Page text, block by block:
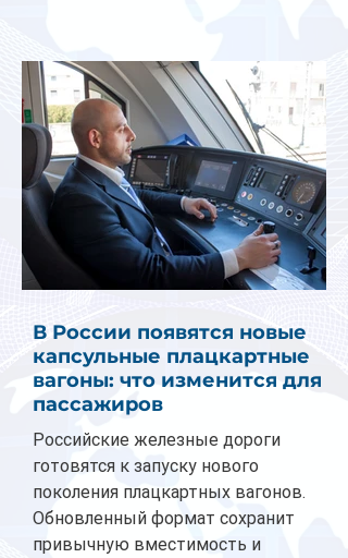
В России появятся новые
капсульные плацкартные
вагоны: что изменится для
пассажиров
Российские железные дороги
готовятся к запуску нового
поколения плацкартных вагонов.
Обновленный формат сохранит
привычную вместимость и